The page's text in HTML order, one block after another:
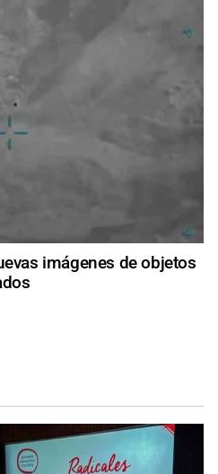
imágenes de objetos